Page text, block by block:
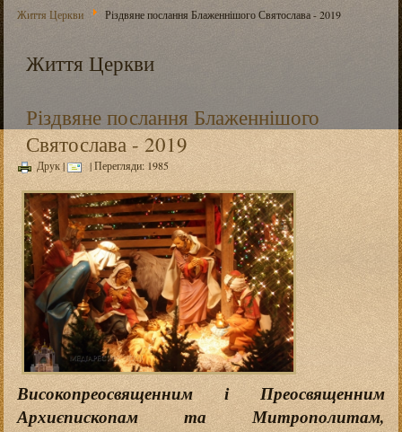
Життя Церкви Різдвяне послання Блаженнішого Святослава - 2019
Життя Церкви
Різдвяне послання Блаженнішого
Святослава - 2019
Друк| | Перегляди: 1985
Високопреосвященним і Преосвященним
Архиєпископам та Митрополитам,